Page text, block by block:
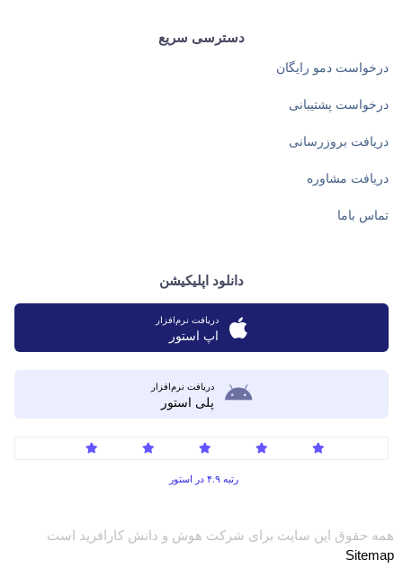
دانلود اپلیکیشن
دریافت نرم‌افزار
اپ استور
دریافت نرم‌افزار
پلی استور
رتبه ۴.۹ در استور
دسترسی سریع
درخواست دمو رایگان
درخواست پشتیبانی
دریافت بروزرسانی
دریافت مشاوره
تماس باما
همه حقوق این سایت برای شرکت هوش و دانش کارافرید است
Sitemap